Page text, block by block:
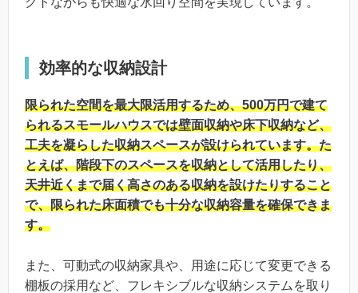
効率的な収納設計
限られた空間を最大限活用するため、500万円で建て
られるスモールハウスでは壁面収納や床下収納など、
工夫を凝らした収納スペースが設けられています。た
とえば、階段下のスペースを収納として活用したり、
天井近くまで届く高さのある収納を設けたりすること
で、限られた床面積でも十分な収納容量を確保できま
す。
また、可動式の収納家具や、用途に応じて変更できる
棚板の採用など、フレキシブルな収納システムを取り